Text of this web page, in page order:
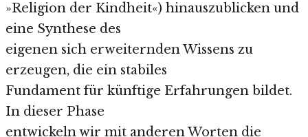
»Religion der Kindheit«) hinauszublicken und
eine Synthese des
eigenen sich erweiternden Wissens zu
erzeugen, die ein stabiles
Fundament für künftige Erfahrungen bildet.
In dieser Phase
entwickeln wir mit anderen Worten die